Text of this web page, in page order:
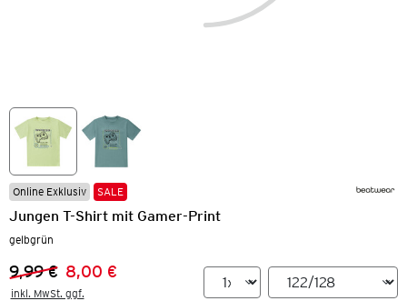
Online Exklusiv SALE
Jungen T-Shirt mit Gamer-Print
gelbgrün
Vorheriger Preis:
9,99 €
Neuer Preis:
8,00 €
inkl. MwSt. ggf.